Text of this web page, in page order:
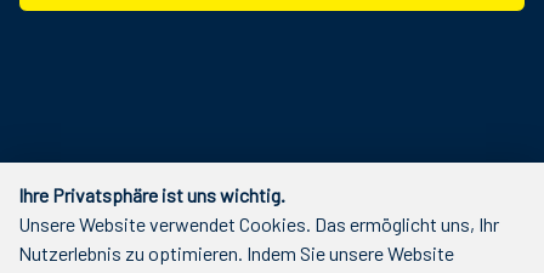
Ihre Privatsphäre ist uns wichtig.
Unsere Website verwendet Cookies. Das ermöglicht uns, Ihr
Nutzerlebnis zu optimieren. Indem Sie unsere Website